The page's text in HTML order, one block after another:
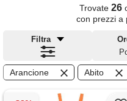
Trovate 26
con prezzi a
Filtra
Arancione Abito